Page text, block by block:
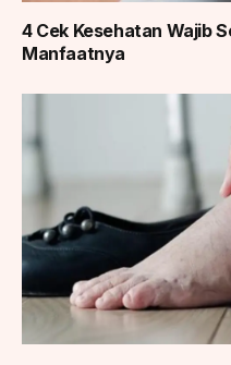
4 Cek Kesehatan Wajib
Manfaatnya